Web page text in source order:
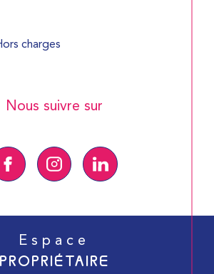
charges
Nous suivre sur
Espace
PROPRIÉTAIRE